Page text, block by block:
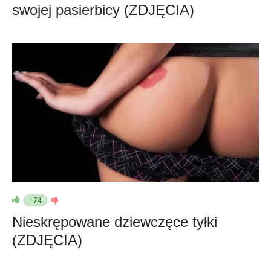
swojej pasierbicy (ZDJĘCIA)
+74
Nieskrępowane dziewczęce tyłki
(ZDJĘCIA)